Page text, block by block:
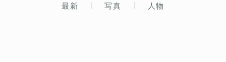
最新 写真 人物